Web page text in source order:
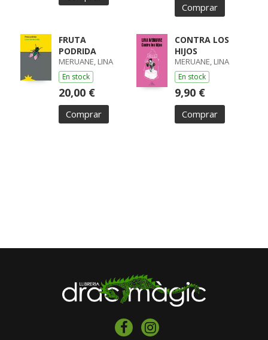
Comprar
FRUTA
PODRIDA
MERUANE, LINA
En stock
20,00 €
Comprar
CONTRA LOS
HIJOS
MERUANE, LINA
En stock
9,90 €
Comprar